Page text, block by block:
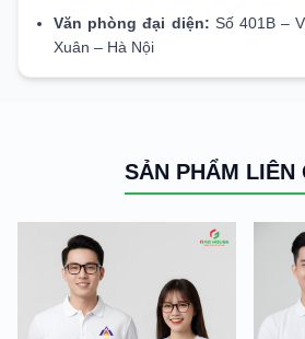
Văn phòng đại diện: Số 401B –
Xuân – Hà Nội
SẢN PHẨM LIÊN